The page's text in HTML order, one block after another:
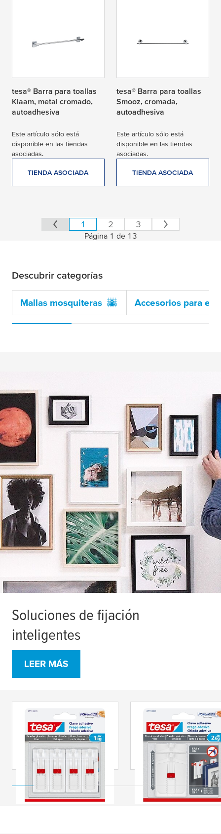
tesa® Barra para toallas
Klaam, metal cromado,
autoadhesiva
Este artículo sólo está
disponible en las tiendas
asociadas.
TIENDA ASOCIADA
tesa® Barra para toallas
Smooz, cromada,
autoadhesiva
Este artículo sólo está
disponible en las tiendas
asociadas.
TIENDA ASOCIADA
1 2 3
Página 1 de 13
Descubrir categorías
Mallas mosquiteras Accesorios para el
Soluciones de fijación
inteligentes
LEER MÁS
tesa® Clavo adhesivo
ajustable para
paredes pintadas y
yeso 1 kg
tesa® Clavo
ajustable para
paredes pintadas y
yeso 2 kg